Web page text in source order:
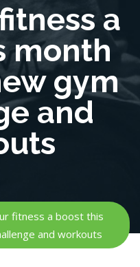
a
month
gym
and
fitness a boost this
and workouts